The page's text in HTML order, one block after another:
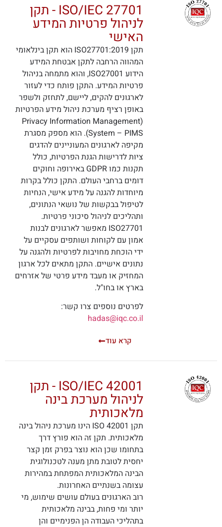
ISO/IEC 27701 - תקן
לניהול פרטיות המידע
האישי
תקן ISO27701:2019 הוא תקן בינלאומי
המהווה הרחבה לתקן אבטחת המידע
הידוע ISO27001, והוא מתמחה בניהול
פרטיות המידע. התקן פותח כדי לעזור
לארגונים להקים, ליישם, לתחזק ולשפר
באופן רציף מערכת ניהול מידע הפרטיות
(Privacy Information Management
System – PIMS). הוא מספק מסגרת
מקיפה לארגונים המעוניינים להדגים
ציות לדרישות הגנת הפרטיות, כולל
תקנות כמו GDPR באירופה וחוקים
דומים ברחבי העולם. התקן כולל בקרות
מיוחדות להגנה על מידע אישי, הנחיות
לטיפול בבקשות של נושאי הנתונים,
ותהליכים לניהול סיכוני פרטיות.
ISO27701 מאפשר לארגונים לבנות
אמון עם לקוחות ושותפים עסקיים על
ידי הוכחת מחויבות לפרטיות ולהגנה על
נתונים אישיים. התקן מתאים לכל ארגון
המחזיק או מעבד מידע פרטי של אזרחים
בארץ או בחו"ל.
לפרטים נוספים צרו קשר:
hadas@iqc.co.il
קרא עוד
ISO/IEC 42001 - תקן
לניהול מערכת בינה
מלאכותית
תקן ISO 42001 הינו מערכת ניהול בינה
מלאכותית. תקן זה הוא פורץ דרך
בתחומו שכן הוא נוצר בפרק זמן קצר
יחסית לטובת מתן מענה לטכנולוגית
הבינה המלאכותית המפתחת במהירות
עצומה בשנתיים האחרונות.
רוב הארגונים בעולם עושים שימוש, מי
יותר ומי פחות, בבינה מלאכותית
בתהליכי העבודה הן הפנימיים והן